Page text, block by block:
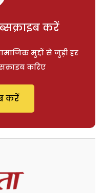
करें
मुद्दों से जुड़ी हर
करिए
करें